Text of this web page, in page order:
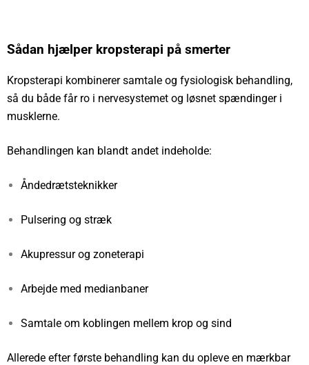
Sådan hjælper kropsterapi på smerter
Kropsterapi kombinerer samtale og fysiologisk behandling,
så du både får ro i nervesystemet og løsnet spændinger i
musklerne.
Behandlingen kan blandt andet indeholde:
Åndedrætsteknikker
Pulsering og stræk
Akupressur og zoneterapi
Arbejde med medianbaner
Samtale om koblingen mellem krop og sind
Allerede efter første behandling kan du opleve en mærkbar